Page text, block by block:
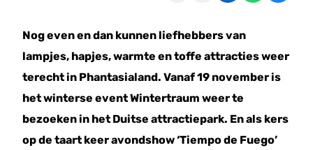
Nog even en dan kunnen liefhebbers van
lampjes, hapjes, warmte en toffe attracties weer
terecht in Phantasialand. Vanaf 19 november is
het winterse event Wintertraum weer te
bezoeken in het Duitse attractiepark. En als kers
op de taart keer avondshow ‘Tiempo de Fuego’